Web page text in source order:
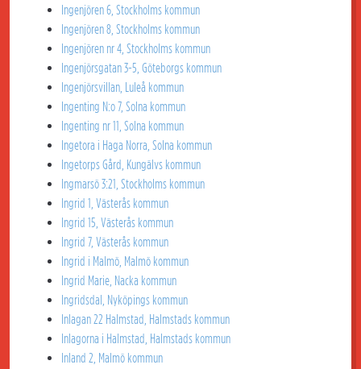
Ingenjören 6, Stockholms kommun
Ingenjören 8, Stockholms kommun
Ingenjören nr 4, Stockholms kommun
Ingenjörsgatan 3-5, Göteborgs kommun
Ingenjörsvillan, Luleå kommun
Ingenting N:o 7, Solna kommun
Ingenting nr 11, Solna kommun
Ingetora i Haga Norra, Solna kommun
Ingetorps Gård, Kungälvs kommun
Ingmarsö 3:21, Stockholms kommun
Ingrid 1, Västerås kommun
Ingrid 15, Västerås kommun
Ingrid 7, Västerås kommun
Ingrid i Malmö, Malmö kommun
Ingrid Marie, Nacka kommun
Ingridsdal, Nyköpings kommun
Inlagan 22 Halmstad, Halmstads kommun
Inlagorna i Halmstad, Halmstads kommun
Inland 2, Malmö kommun